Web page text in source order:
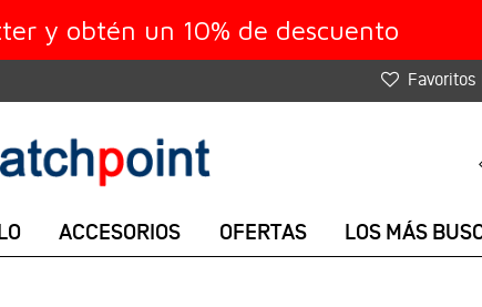
y obtén un 10% de descuento
Favoritos
ACCESORIOS OFERTAS LOS MÁS